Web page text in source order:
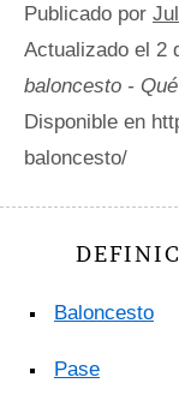
Publicado por
Actualizado el 2
baloncesto -
Disponible en
baloncesto/
Baloncesto
Pase